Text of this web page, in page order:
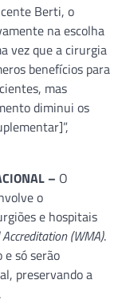
Berti, o
na escolha
vez que a cirurgia
benefícios para
mas
diminui os
– O
o
e hospitais
(WMA).
só serão
preservando a